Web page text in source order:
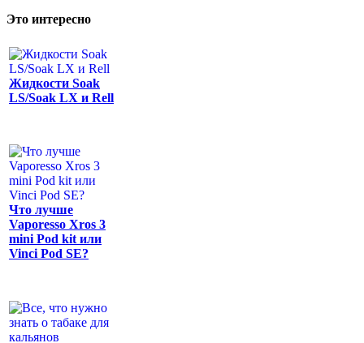
Это интересно
Жидкости Soak
LS/Soak LX и Rell
Что лучше
Vaporesso Xros 3
mini Pod kit или
Vinci Pod SE?